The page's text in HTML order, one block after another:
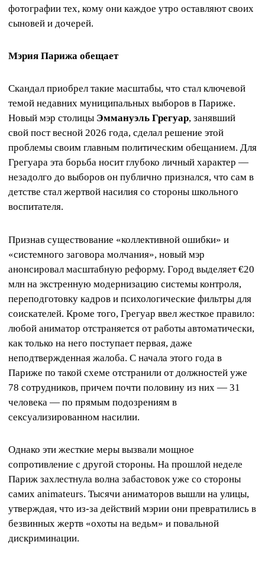
фотографии тех, кому они каждое утро оставляют своих
сыновей и дочерей.
Мэрия Парижа обещает
Скандал приобрел такие масштабы, что стал ключевой
темой недавних муниципальных выборов в Париже.
Новый мэр столицы Эммануэль Грегуар, занявший
свой пост весной 2026 года, сделал решение этой
проблемы своим главным политическим обещанием. Для
Грегуара эта борьба носит глубоко личный характер —
незадолго до выборов он публично признался, что сам в
детстве стал жертвой насилия со стороны школьного
воспитателя.
Признав существование «коллективной ошибки» и
«системного заговора молчания», новый мэр
анонсировал масштабную реформу. Город выделяет €20
млн на экстренную модернизацию системы контроля,
переподготовку кадров и психологические фильтры для
соискателей. Кроме того, Грегуар ввел жесткое правило:
любой аниматор отстраняется от работы автоматически,
как только на него поступает первая, даже
неподтвержденная жалоба. С начала этого года в
Париже по такой схеме отстранили от должностей уже
78 сотрудников, причем почти половину из них — 31
человека — по прямым подозрениям в
сексуализированном насилии.
Однако эти жесткие меры вызвали мощное
сопротивление с другой стороны. На прошлой неделе
Париж захлестнула волна забастовок уже со стороны
самих animateurs. Тысячи аниматоров вышли на улицы,
утверждая, что из-за действий мэрии они превратились в
безвинных жертв «охоты на ведьм» и повальной
дискриминации.